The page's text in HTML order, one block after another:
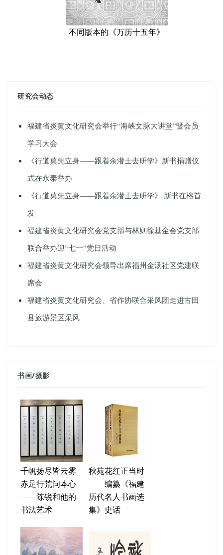
不同版本的《万历十五年》
研究会动态
福建省炎黄文化研究会举行“海峡文脉大讲堂”暨会员
学习大会
《行道莫先立身——跟着余潜士去研学》新书捐赠仪
式在永泰举办
《行道莫先立身——跟着余潜士去研学》 新书在榕首
发
福建省炎黄文化研究会党支部与林则徐基金会党支部
联合举办迎“七一”党日活动
福建省炎黄文化研究会领导出席福州金汤社区党建联
席会
福建省炎黄文化研究会、省作协联合采风团走进古田
县旅游景区采风
书画/摄影
千帆扬尽皆云雾
赤足行荒问本心
——陈锐和他的
书法艺术
秋苑花红正当时
——编纂《福建
历代名人书画选
集》史话